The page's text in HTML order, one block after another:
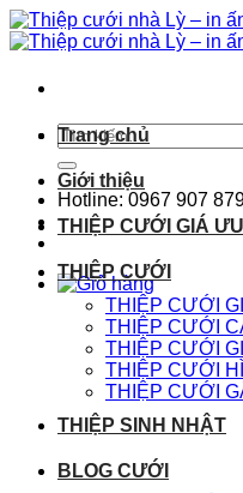
Chuyển
đến
dung
Tìm
kiếm:
Hotline: 0967 907
Trang chủ
Giới thiệu
THIỆP CƯỚI GIÁ
THIỆP CƯỚI
THIỆP CƯỚI
THIỆP CƯỚI
THIỆP CƯỚI
THIỆP CƯỚI
THIỆP CƯỚI
THIỆP SINH NHẬT
BLOG CƯỚI